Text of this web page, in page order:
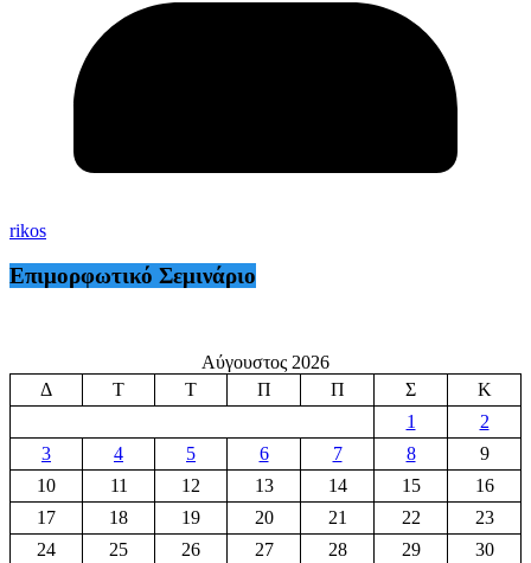
rikos
Επιμορφωτικό Σεμινάριο
Αύγουστος 2026
Δ
Τ Τ Π Π Σ
Κ
1
2
3
4 5 6 7 8
9
10
11 12 13 14 15
16
17
18 19 20 21 22
23
24
25 26 27 28 29
30